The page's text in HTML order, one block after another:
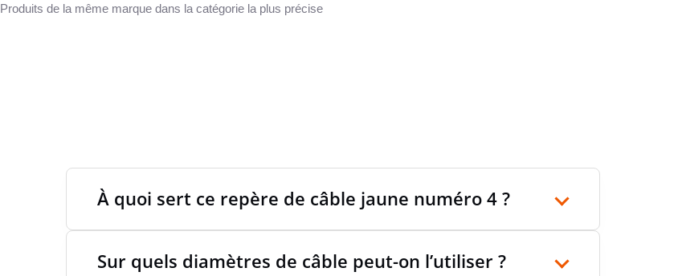
Produits de la même marque dans la catégorie la plus précise
À quoi sert ce repère de câble jaune numéro 4 ?
Sur quels diamètres de câble peut-on l’utiliser ?